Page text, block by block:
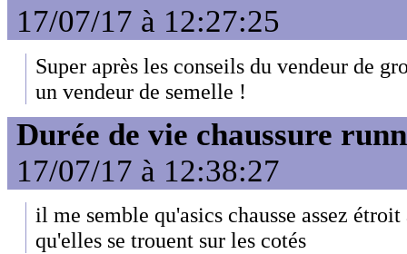
17/07/17 à 12:27:25
Super après les conseils du vendeur de
un vendeur de semelle !
Durée de vie chaussure
17/07/17 à 12:38:27
il me semble qu'asics chausse assez
qu'elles se trouent sur les cotés